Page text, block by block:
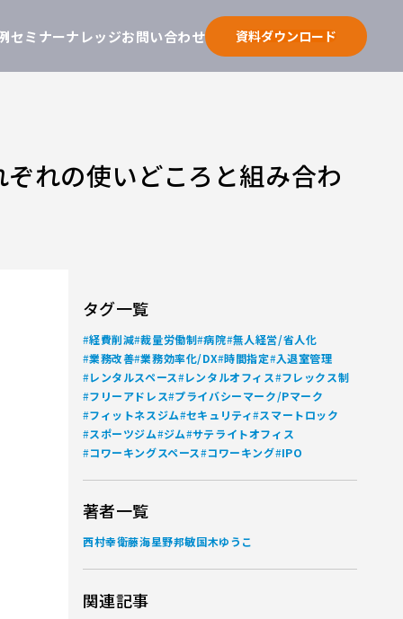
セミナーナレッジお問い合わせ 資料ダウンロード
れの使いどころと組み合わ
タグ一覧
経費削減
# 裁量労働制
# 病院
# 無人経営/省人化
#
業務改善
# 業務効率化/DX
# 時間指定
# 入退室管理
#
レンタルスペース
# レンタルオフィス
# フレックス制
#
フリーアドレス
# プライバシーマーク/Pマーク
#
フィットネスジム
# セキュリティ
# スマートロック
#
スポーツジム
# ジム
# サテライトオフィス
#
コワーキングスペース
# コワーキング
# IPO
#
著者一覧
西村幸衛藤海星野邦敏国木ゆうこ
関連記事